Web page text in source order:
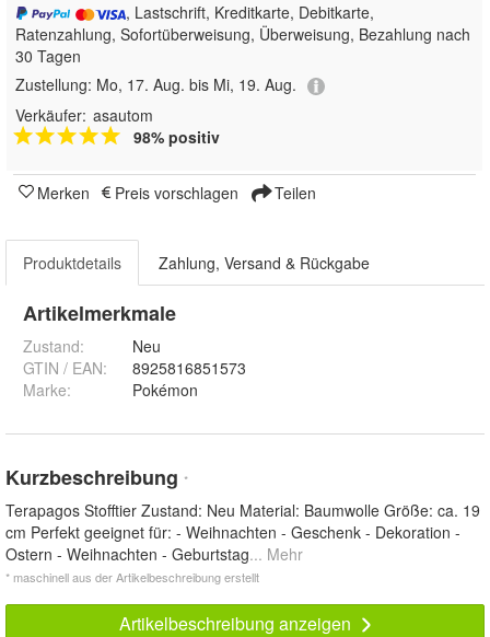
, Lastschrift, Kreditkarte, Debitkarte,
Ratenzahlung, Sofortüberweisung, Überweisung, Bezahlung nach
30 Tagen
Zustellung: Mo, 17. Aug. bis Mi, 19. Aug.
Verkäufer: asautom
98% positiv
Merken Preis vorschlagen Teilen
Produktdetails Zahlung, Versand & Rückgabe
Artikelmerkmale
Zustand:
Neu
GTIN / EAN:
8925816851573
Marke:
Pokémon
Kurzbeschreibung *
Terapagos Stofftier Zustand: Neu Material: Baumwolle Größe: ca. 19
cm Perfekt geeignet für: - Weihnachten - Geschenk - Dekoration -
Ostern - Weihnachten - Geburtstag... Mehr
* maschinell aus der Artikelbeschreibung erstellt
Artikelbeschreibung anzeigen